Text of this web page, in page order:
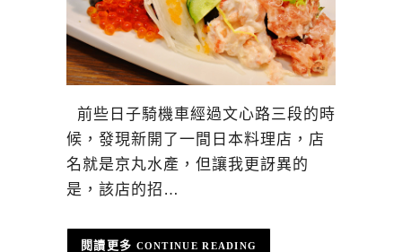
前些日子騎機車經過文心路三段的時
候，發現新開了一間日本料理店，店
名就是京丸水產，但讓我更訝異的
是，該店的招…
CONTINUE READING